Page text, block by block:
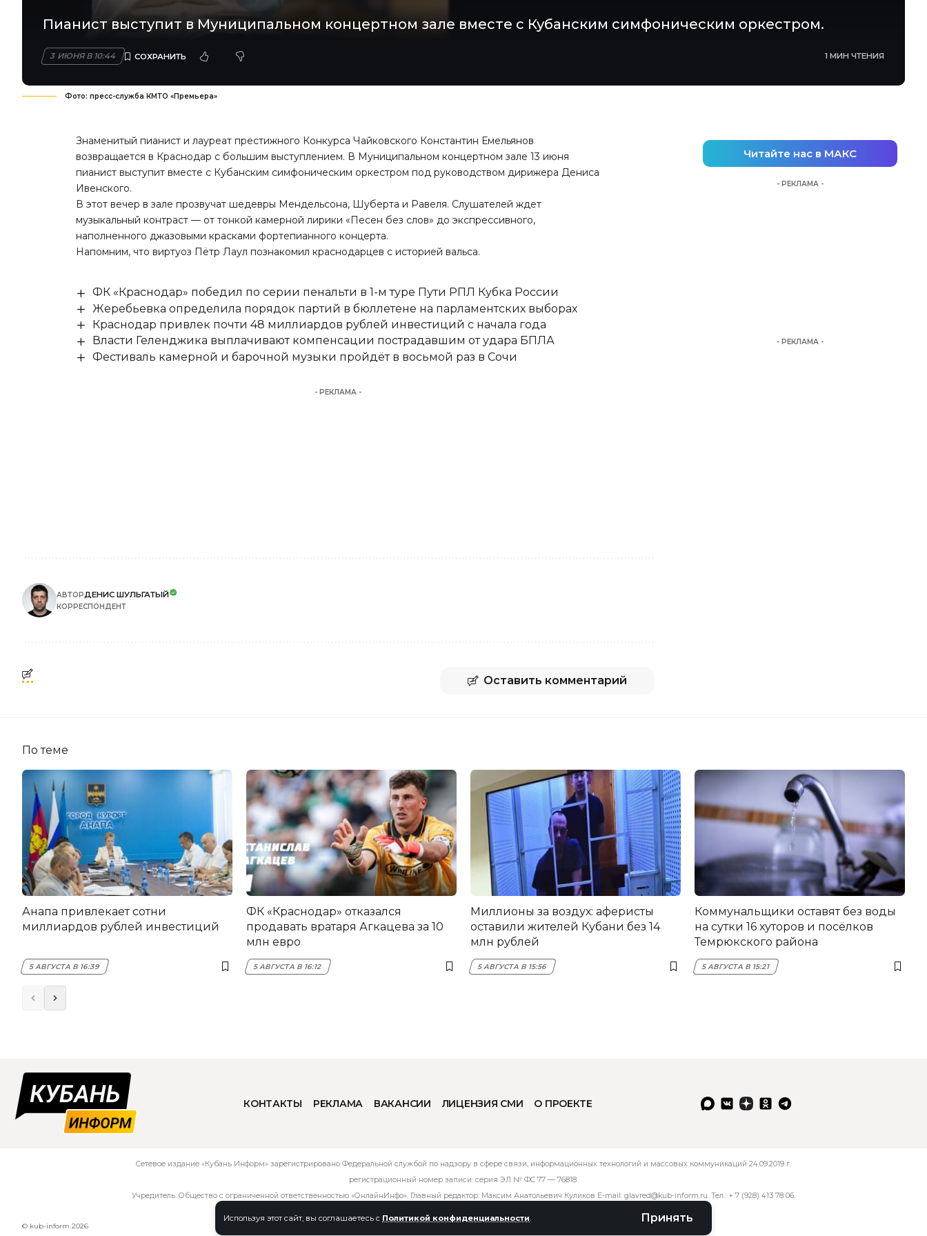
Используя этот сайт, вы соглашаетесь с Политикой конфиденциальности Принять
Пианист выступит в Муниципальном концертном зале вместе с Кубанским симфоническим оркестром.
3 ИЮНЯ В 10:44 1 МИН ЧТЕНИЯ
Фото: пресс-служба КМТО «Премьера»
Знаменитый пианист и лауреат престижного Конкурса Чайковского Константин Емельянов
возвращается в Краснодар с большим выступлением. В Муниципальном концертном зале 13 июня
пианист выступит вместе с Кубанским симфоническим оркестром под руководством дирижера Дениса
Ивенского.
В этот вечер в зале прозвучат шедевры Мендельсона, Шуберта и Равеля. Слушателей ждет
музыкальный контраст — от тонкой камерной лирики «Песен без слов» до экспрессивного,
наполненного джазовыми красками фортепианного концерта.
Напомним, что виртуоз Пётр Лаул познакомил краснодарцев с историей вальса.
ФК «Краснодар» победил по серии пенальти в 1-м туре Пути РПЛ Кубка России
Жеребьевка определила порядок партий в бюллетене на парламентских выборах
Краснодар привлек почти 48 миллиардов рублей инвестиций с начала года
Власти Геленджика выплачивают компенсации пострадавшим от удара БПЛА
Фестиваль камерной и барочной музыки пройдёт в восьмой раз в Сочи
- РЕКЛАМА -
АВТОРДЕНИС ШУЛЬГАТЫЙ
КОРРЕСПОНДЕНТ
Оставить комментарий
Читайте нас в МАКС
- РЕКЛАМА -
- РЕКЛАМА -
По теме
Анапа привлекает сотни
миллиардов рублей инвестиций
5 АВГУСТА В 16:39
ФК «Краснодар» отказался
продавать вратаря Агкацева за 10
млн евро
5 АВГУСТА В 16:12
Миллионы за воздух: аферисты
оставили жителей Кубани без 14
млн рублей
5 АВГУСТА В 15:56
Коммунальщики оставят без воды
на сутки 16 хуторов и посёлков
Темрюкского района
5 АВГУСТА В 15:21
КОНТАКТЫ РЕКЛАМА ВАКАНСИИ ЛИЦЕНЗИЯ СМИ О ПРОЕКТЕ
Сетевое издание «Кубань Информ» зарегистрировано Федеральной службой по надзору в сфере связи, информационных технологий и массовых коммуникаций 24.09.2019 г.
регистрационный номер записи: серия ЭЛ № ФС 77 — 76818.
Учредитель: Общество с ограниченной ответственностью «ОнлайнИнфо». Главный редактор: Максим Анатольевич Куликов E-mail: glavred@kub-inform.ru. Тел.: + 7 (928) 413 78 06.
© kub-inform 2026